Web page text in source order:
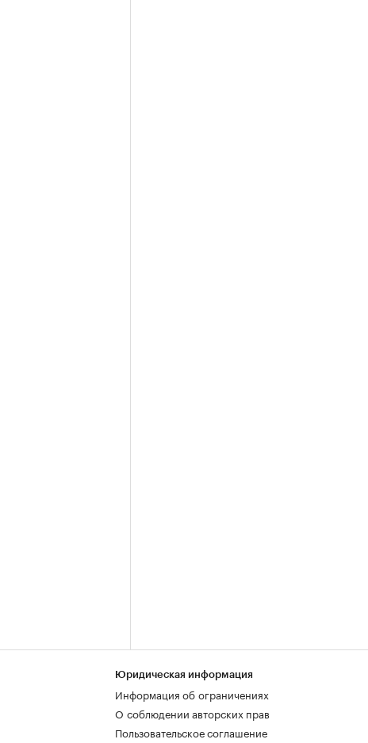
Юридическая информация
Информация об ограничениях
О соблюдении авторских прав
Пользовательское соглашение